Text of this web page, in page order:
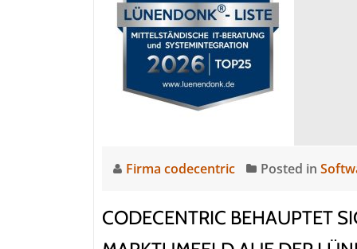
Firma codecentric Posted in
CODECENTRIC BEHAUPTET